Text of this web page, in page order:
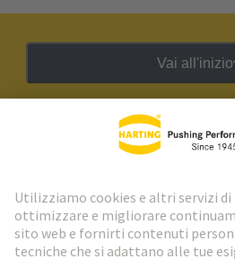
Vai all'inizio
Newsletter HARTING
Vai al registrazione